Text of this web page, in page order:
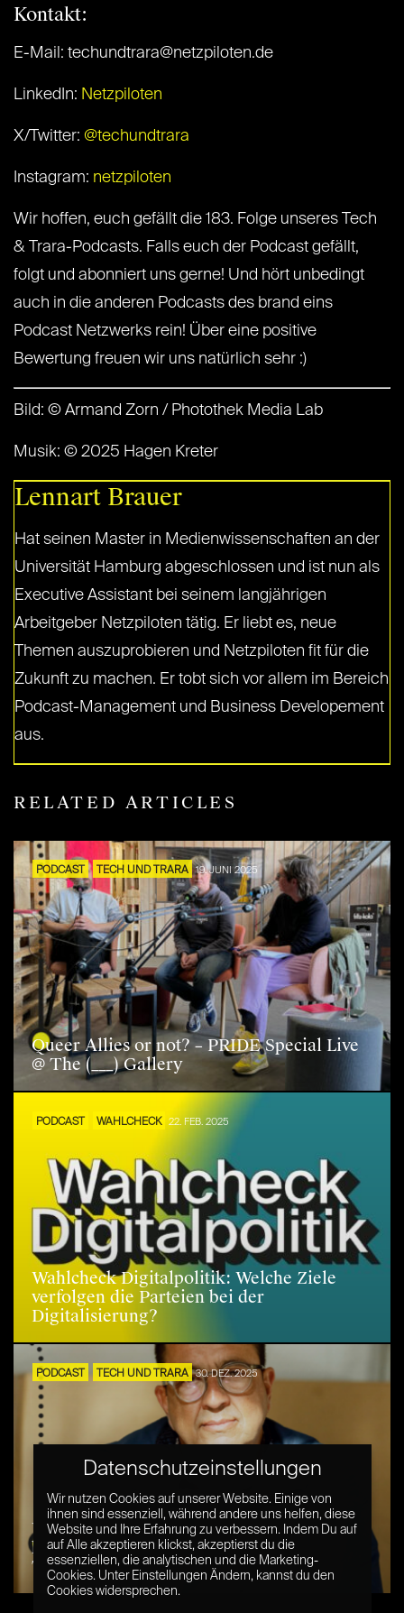
Kontakt:
E-Mail: techundtrara@netzpiloten.de
LinkedIn: Netzpiloten
X/Twitter: @techundtrara
Instagram: netzpiloten
Wir hoffen, euch gefällt die 183. Folge unseres Tech
& Trara-Podcasts. Falls euch der Podcast gefällt,
folgt und abonniert uns gerne! Und hört unbedingt
auch in die anderen Podcasts des brand eins
Podcast Netzwerks rein! Über eine positive
Bewertung freuen wir uns natürlich sehr :)
Bild: © Armand Zorn / Photothek Media Lab
Musik: © 2025 Hagen Kreter
Lennart Brauer
Hat seinen Master in Medienwissenschaften an der
Universität Hamburg abgeschlossen und ist nun als
Executive Assistant bei seinem langjährigen
Arbeitgeber Netzpiloten tätig. Er liebt es, neue
Themen auszuprobieren und Netzpiloten fit für die
Zukunft zu machen. Er tobt sich vor allem im Bereich
Podcast-Management und Business Developement
aus.
RELATED ARTICLES
PODCAST TECH UND TRARA 19. JUNI 2025
Queer Allies or not? – PRIDE Special Live
@ The (___) Gallery
PODCAST WAHLCHECK 22. FEB. 2025
Wahlcheck Digitalpolitik: Welche Ziele
verfolgen die Parteien bei der
Digitalisierung?
PODCAST TECH UND TRARA 30. DEZ. 2025
Wie nutzt Indiens Start-up-Kultur
künstliche Intelligenz? – mit Peter Kabel,
Tina Kulow & Wolfgang Macht
Datenschutzeinstellungen
Wir nutzen Cookies auf unserer Website. Einige von
ihnen sind essenziell, während andere uns helfen, diese
Website und Ihre Erfahrung zu verbessern. Indem Du auf
auf Alle akzeptieren klickst, akzeptierst du die
essenziellen, die analytischen und die Marketing-
Cookies. Unter Einstellungen Ändern, kannst du den
Cookies widersprechen.